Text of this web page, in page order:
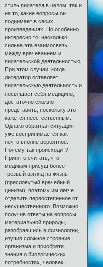
стиль писателя в целом, так и
на то, какие вопросы он
поднимает в своих
произведениях. Но особенно
интересно то, насколько
сильна эта взаимосвязь
между врачеванием и
писательской деятельностью.
При этом случаи, когда
литератор оставляет
писательскую деятельность и
посвящает себя медицине,
достаточно сложно
представить, поскольку это
кажется неестественным.
Однако обратная ситуация
уже воспринимается как
нечто вполне вероятное.
Почему так происходит?
Принято считать, что
медикам присущ более
трезвый взгляд на жизнь
(пресловутый врачебный
цинизм), поэтому им легче
отделить первостепенное от
несущественного. Возможно,
получив ответы на вопросы
материальной природы,
разобравшись в физиологии,
изучив сложное строение
организма и приобретя
знания о биологических
потребностях, человек